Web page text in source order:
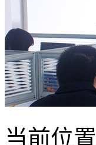
当前位置